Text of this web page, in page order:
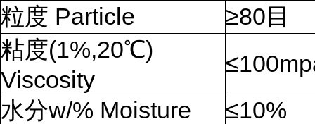
粒度 Particle
≥80目
粘度(1%,20℃)
Viscosity
水分w/% Moisture
≤10%